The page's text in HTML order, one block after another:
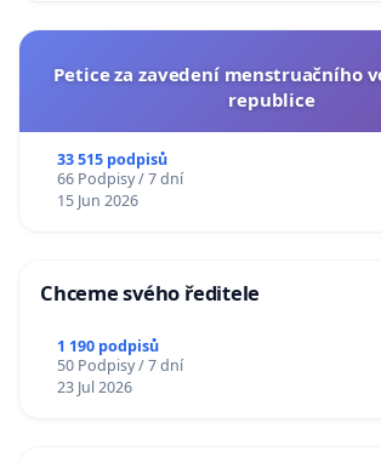
Petice za zavedení menstruačního
republice
33 515 podpisů
66 Podpisy / 7 dní
15 Jun 2026
Chceme svého ředitele
1 190 podpisů
50 Podpisy / 7 dní
23 Jul 2026